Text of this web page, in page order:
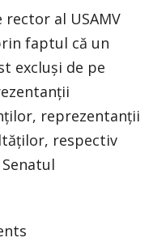
al USAMV
faptul că un
excluși de pe
reprezentanții
respectiv